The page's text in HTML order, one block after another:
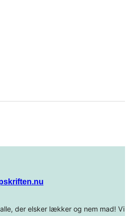
der elsker lækker og nem mad! Vi